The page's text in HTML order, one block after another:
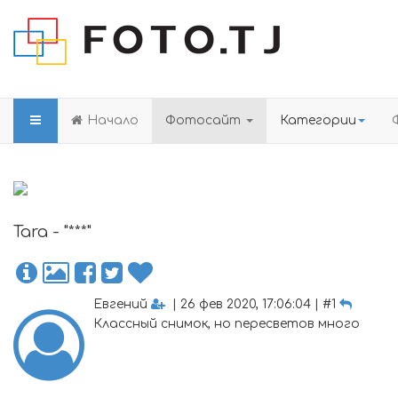
Начало Фотосайт Категории
Tara - "***"
Евгений
| 26 фев 2020, 17:06:04 | #1
Классный снимок, но пересветов много